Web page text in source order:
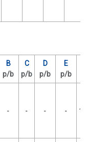
B
p/b
C
p/b
D
p/b
E
p/b
- - - - 1 /